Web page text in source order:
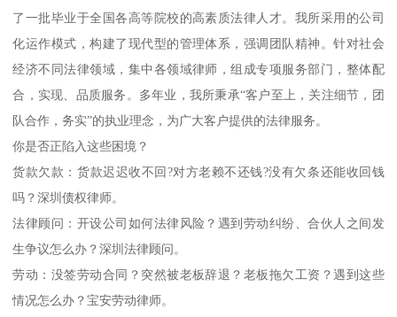
了一批毕业于全国各高等院校的高素质法律人才。我所采用的公司
化运作模式，构建了现代型的管理体系，强调团队精神。针对社会
经济不同法律领域，集中各领域律师，组成专项服务部门，整体配
合，实现、品质服务。多年业，我所秉承“客户至上，关注细节，团
队合作，务实”的执业理念，为广大客户提供的法律服务。
你是否正陷入这些困境？
货款欠款：货款迟迟收不回?对方老赖不还钱?没有欠条还能收回钱
吗？深圳债权律师。
法律顾问：开设公司如何法律风险？遇到劳动纠纷、合伙人之间发
生争议怎么办？深圳法律顾问。
劳动：没签劳动合同？突然被老板辞退？老板拖欠工资？遇到这些
情况怎么办？宝安劳动律师。